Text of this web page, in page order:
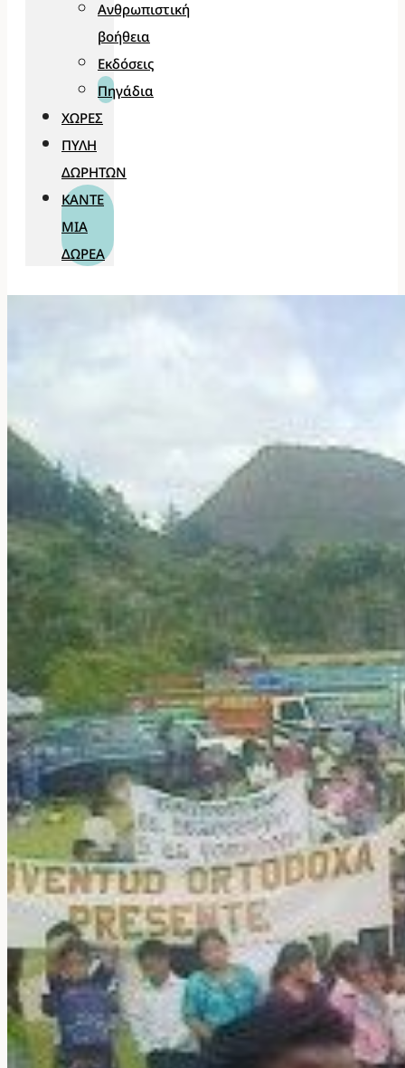
Ανθρωπιστική
βοήθεια
Εκδόσεις
Πηγάδια
ΧΏΡΕΣ
ΠΎΛΗ
ΔΩΡΗΤΏΝ
ΚΆΝΤΕ
ΜΊΑ
ΔΩΡΕΆ